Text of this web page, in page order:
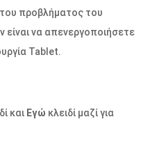
προβλήματος του
είναι να απενεργοποιήσετε
Tablet.
και Εγώ κλειδί μαζί για